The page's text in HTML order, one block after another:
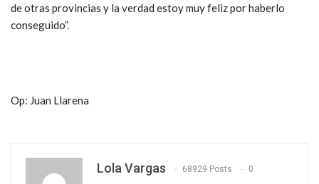
de otras provincias y la verdad estoy muy feliz por haberlo
conseguido”.
Op: Juan Llarena
Lola Vargas 68929 Posts 0